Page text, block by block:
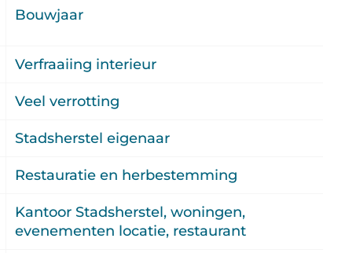
Bouwjaar
Verfraaiing interieur
Veel verrotting
Stadsherstel eigenaar
Restauratie en herbestemming
Kantoor Stadsherstel, woningen,
evenementen locatie, restaurant